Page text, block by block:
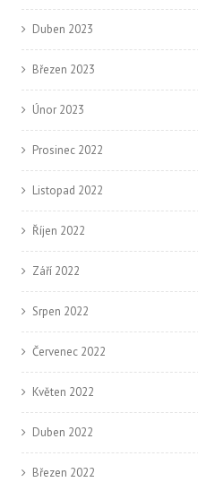
Duben 2023
Březen 2023
Únor 2023
Prosinec 2022
Listopad 2022
Říjen 2022
Září 2022
Srpen 2022
Červenec 2022
Květen 2022
Duben 2022
Březen 2022